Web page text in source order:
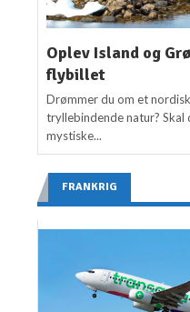
Oplev Island og
flybillet
Drømmer du om et
tryllebindende natur?
mystiske...
FRANKRIG